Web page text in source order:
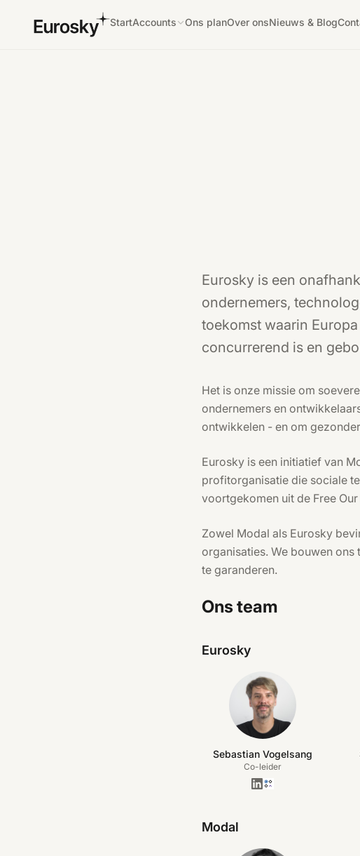
StartAccounts Ons planOver onsNieuws & Blog
Eurosky is een
ondernemers,
toekomst waarin
concurrerend is en
Het is onze missie om
ondernemers en
ontwikkelen - en om
Eurosky is een initiatief van
profitorganisatie die sociale
voortgekomen uit de Free
Zowel Modal als Eurosky
organisaties. We bouwen
te garanderen.
Ons team
Eurosky
Sebastian Vogelsang
Co-leider
Modal